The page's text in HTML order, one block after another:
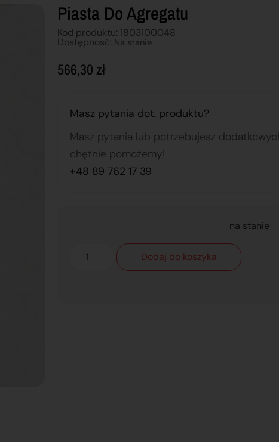
Piasta Do Agregatu
Kod produktu: 1803100048
Dostępnosć: Na stanie
566,30 zł
Masz pytania dot. produktu?
Masz pytania lub potrzebujesz
chętnie pomożemy!
+48 89 762 17 39
na stanie
Dodaj do koszyka